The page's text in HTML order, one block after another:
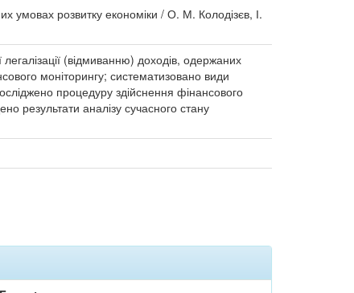
умовах розвитку економіки / О. М. Колодізєв, І.
(відмиванню) доходів, одержаних
моніторингу; систематизовано види
процедуру здійснення фінансового
результати аналізу сучасного стану